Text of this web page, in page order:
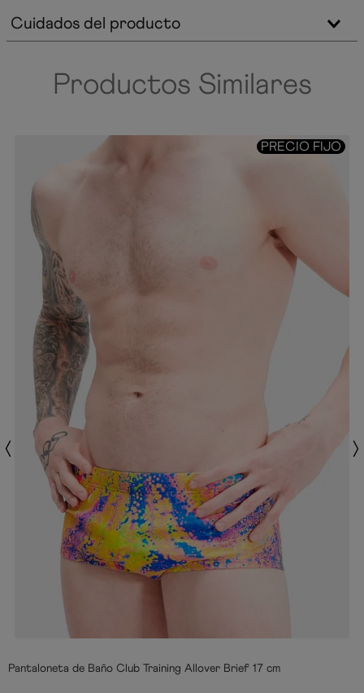
Cuidados del producto
Productos Similares
PRECIO FIJO
Pantaloneta de Baño Club Training Allover Brief 17 cm